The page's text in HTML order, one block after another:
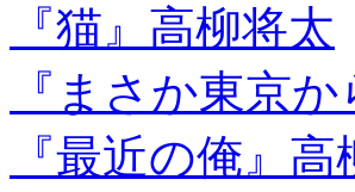
『猫』高柳将太
『まさか東京か
『最近の俺』高